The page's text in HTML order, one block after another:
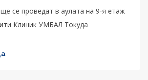
се проведат в аулата на 9-я етаж
Клиник УМБАЛ Токуда